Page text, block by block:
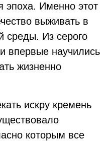
эпоха. Именно этот
выживать в
среды. Из серого
впервые научились
жизненно
искру кремень
которым все